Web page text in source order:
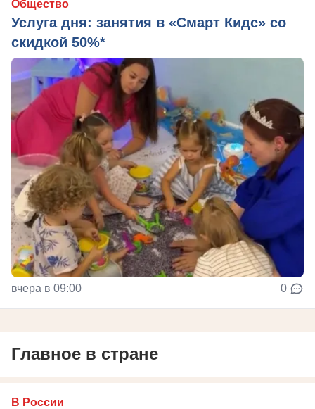
Общество
Услуга дня: занятия в «Смарт Кидс» со
скидкой 50%*
вчера в 09:00 0
Главное в стране
В России